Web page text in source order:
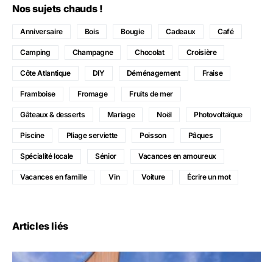
Nos sujets chauds !
Anniversaire Bois Bougie Cadeaux Café
Camping Champagne Chocolat Croisière
Côte Atlantique DIY Déménagement Fraise
Framboise Fromage Fruits de mer
Gâteaux & desserts Mariage Noël Photovoltaïque
Piscine Pliage serviette Poisson Pâques
Spécialité locale Sénior Vacances en amoureux
Vacances en famille Vin Voiture Écrire un mot
Articles liés